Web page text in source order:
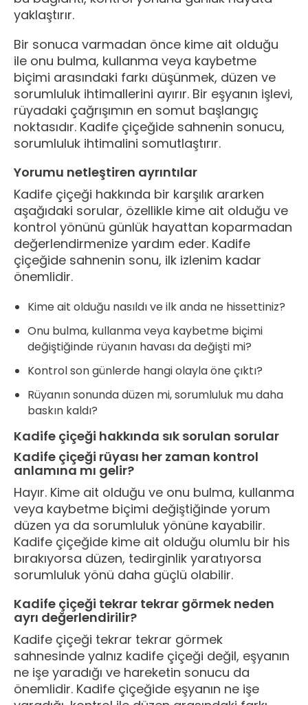
yaklaştırır.
Bir sonuca varmadan önce kime ait olduğu
ile onu bulma, kullanma veya kaybetme
biçimi arasındaki farkı düşünmek, düzen ve
sorumluluk ihtimallerini ayırır. Bir eşyanın işlevi,
rüyadaki çağrışımın en somut başlangıç
noktasıdır. Kadife çiçeğide sahnenin sonucu,
sorumluluk ihtimalini somutlaştırır.
Yorumu netleştiren ayrıntılar
Kadife çiçeği hakkında bir karşılık ararken
aşağıdaki sorular, özellikle kime ait olduğu ve
kontrol yönünü günlük hayattan koparmadan
değerlendirmenize yardım eder. Kadife
çiçeğide sahnenin sonu, ilk izlenim kadar
önemlidir.
Kime ait olduğu nasıldı ve ilk anda ne hissettiniz?
Onu bulma, kullanma veya kaybetme biçimi
değiştiğinde rüyanın havası da değişti mi?
Kontrol son günlerde hangi olayla öne çıktı?
Rüyanın sonunda düzen mi, sorumluluk mu daha
baskın kaldı?
Kadife çiçeği hakkında sık sorulan sorular
Kadife çiçeği rüyası her zaman kontrol
anlamına mı gelir?
Hayır. Kime ait olduğu ve onu bulma, kullanma
veya kaybetme biçimi değiştiğinde yorum
düzen ya da sorumluluk yönüne kayabilir.
Kadife çiçeğide kime ait olduğu olumlu bir his
bırakıyorsa düzen, tedirginlik yaratıyorsa
sorumluluk yönü daha güçlü olabilir.
Kadife çiçeği tekrar tekrar görmek neden
ayrı değerlendirilir?
Kadife çiçeği tekrar tekrar görmek
sahnesinde yalnız kadife çiçeği değil, eşyanın
ne işe yaradığı ve hareketin sonucu da
önemlidir. Kadife çiçeğide eşyanın ne işe